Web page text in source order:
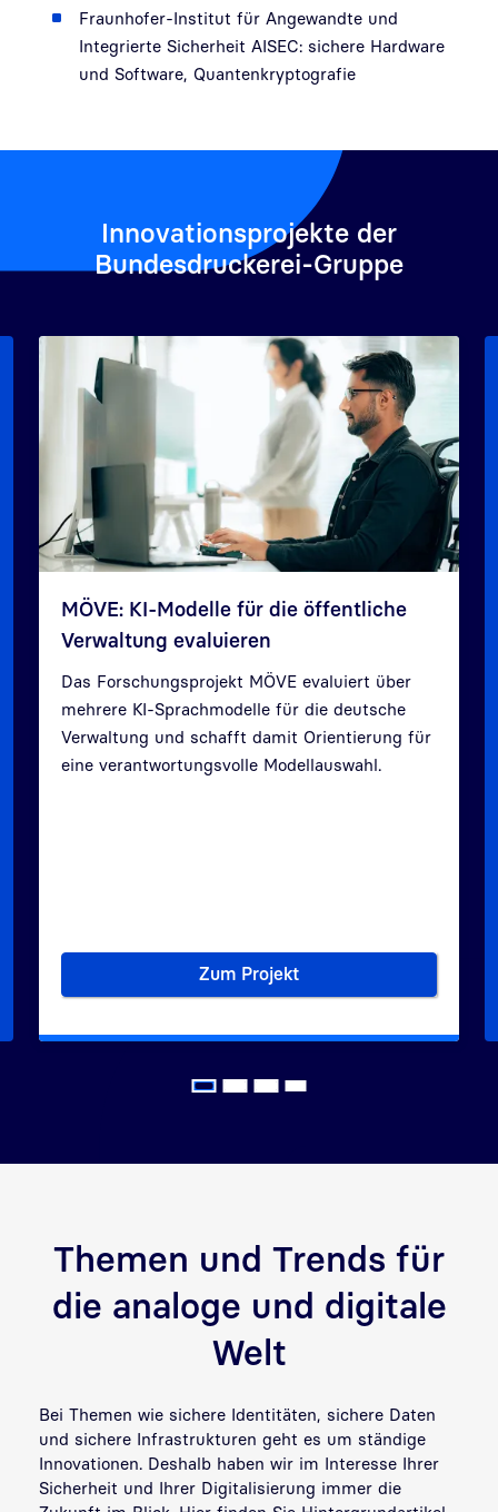
Fraunhofer-Institut für Angewandte und
Integrierte Sicherheit AISEC: sichere Hardware
und Software, Quantenkryptografie
Innovationsprojekte der
Bundesdruckerei-Gruppe
Zurück
MÖVE: KI-Modelle für die öffentliche
Verwaltung evaluieren
Das Forschungsprojekt MÖVE evaluiert über
mehrere KI-Sprachmodelle für die deutsche
Verwaltung und schafft damit Orientierung für
eine verantwortungsvolle Modellauswahl.
Zum ProjektMÖVE: KI-Modelle für die
Themen und Trends für
die analoge und digitale
Welt
Bei Themen wie sichere Identitäten, sichere Daten
und sichere Infrastrukturen geht es um ständige
Innovationen. Deshalb haben wir im Interesse Ihrer
Sicherheit und Ihrer Digitalisierung immer die